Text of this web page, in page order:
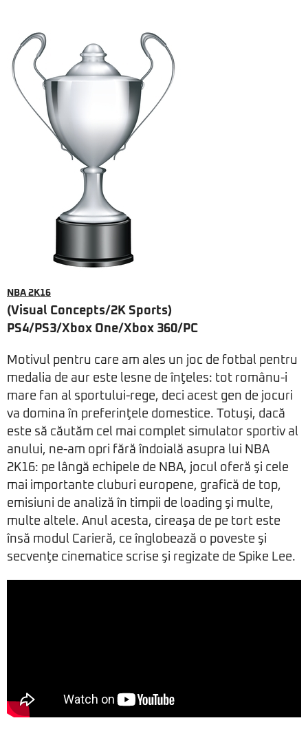
NBA 2K16
(Visual Concepts/2K Sports)
PS4/PS3/Xbox One/Xbox 360/PC
Motivul pentru care am ales un joc de fotbal pentru
medalia de aur este lesne de înţeles: tot românu-i
mare fan al sportului-rege, deci acest gen de jocuri
va domina în preferinţele domestice. Totuşi, dacă
este să căutăm cel mai complet simulator sportiv al
anului, ne-am opri fără îndoială asupra lui NBA
2K16: pe lângă echipele de NBA, jocul oferă şi cele
mai importante cluburi europene, grafică de top,
emisiuni de analiză în timpii de loading şi multe,
multe altele. Anul acesta, cireaşa de pe tort este
însă modul Carieră, ce înglobează o poveste şi
secvenţe cinematice scrise şi regizate de Spike Lee.